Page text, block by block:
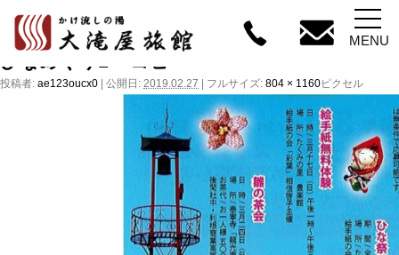
MENU
第９回たくみの
投稿者: ae123oucx0 公開日: 2019.02.27 フルサイズ: 804 × 1160ピクセル